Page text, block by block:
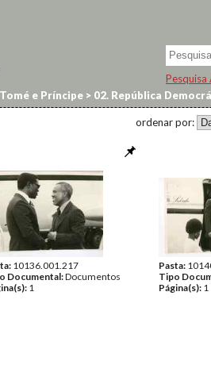
Pesquisa
e Príncipe > 02. República
ordenar por:
10136.001.217
Documental:Documentos
1
Pasta:
Tipo
Página(s): 1